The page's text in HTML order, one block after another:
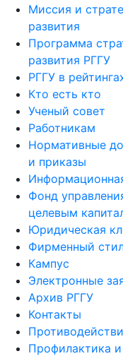
Миссия и
развития
Программа
развития РГГУ
РГГУ в
Кто есть кто
Ученый совет
Работникам
Нормативные
и приказы
Фонд
целевым
Юридическая
Фирменный
Кампус
Электронные
Архив РГГУ
Контакты
Профилактика